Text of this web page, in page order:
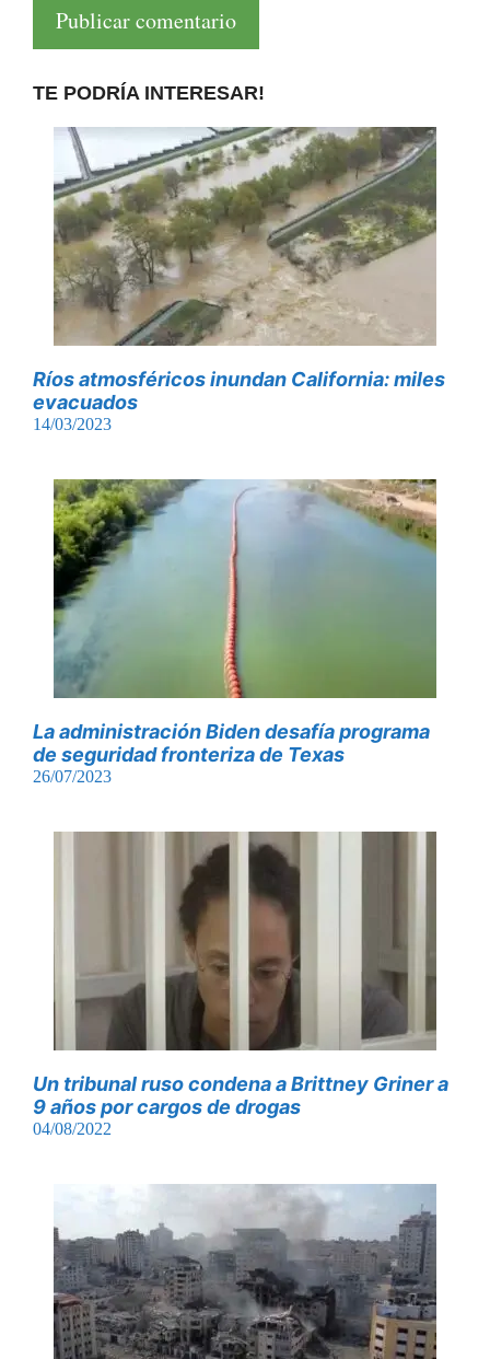
TE PODRÍA INTERESAR!
Ríos atmosféricos inundan California: miles
evacuados
14/03/2023
La administración Biden desafía programa
de seguridad fronteriza de Texas
26/07/2023
Un tribunal ruso condena a Brittney Griner a
9 años por cargos de drogas
04/08/2022